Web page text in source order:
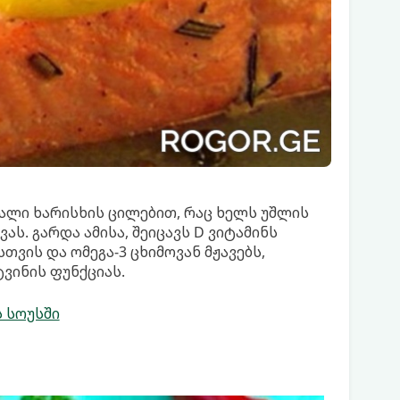
ხარისხის ცილებით, რაც ხელს უშლის
გარდა ამისა, შეიცავს D ვიტამინს
და ომეგა-3 ცხიმოვან მჟავებს,
ფუნქციას.